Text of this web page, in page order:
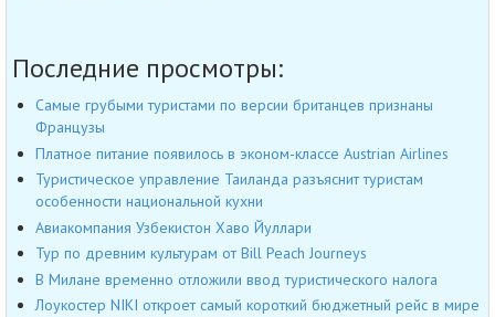
Последние просмотры:
Самые грубыми туристами по версии британцев признаны
Французы
Платное питание появилось в эконом-классе Austrian Airlines
Туристическое управление Таиланда разъяснит туристам
особенности национальной кухни
Авиакомпания Узбекистон Хаво Йуллари
Тур по древним культурам от Bill Peach Journeys
В Милане временно отложили ввод туристического налога
Лоукостер NIKI откроет самый короткий бюджетный рейс в мире